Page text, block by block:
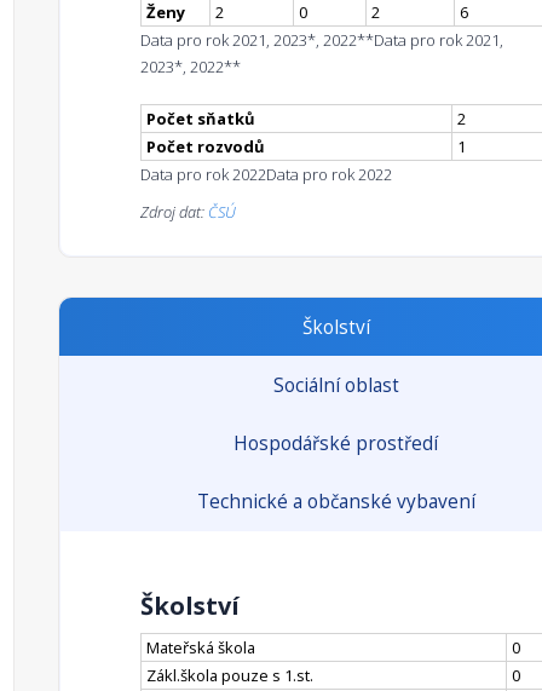
Ženy
2 0 2
6
Data pro rok 2021, 2023*, 2022**Data pro rok 2021,
2023*, 2022**
Počet sňatků
2
Počet rozvodů
1
Data pro rok 2022Data pro rok 2022
Zdroj dat: ČSÚ
Školství
Sociální oblast
Hospodářské prostředí
Technické a občanské vybavení
Školství
Mateřská škola
0
Zákl.škola pouze s 1.st.
0